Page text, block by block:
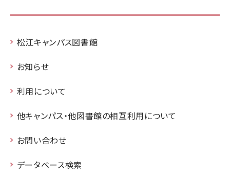
松江キャンパス図書館
お知らせ
利用について
他キャンパス・他図書館の相互利用について
お問い合わせ
データベース検索